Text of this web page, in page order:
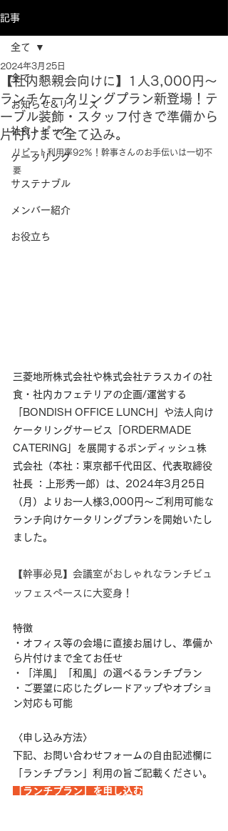
記事
全て
お知らせ&リリース
社食トピック
ケータリング
サステナブル
メンバー紹介
お役立ち
全て
【社内懇親会向けに】1人3,000円～
ランチケータリングプラン新登場！テ
ーブル装飾・スタッフ付きで準備から
片付けまで全て込み。
2024年3月25日
リピート利用率92％！幹事さんのお手伝いは一切不
要
三菱地所株式会社や株式会社テラスカイの社
食・社内カフェテリアの企画/運営する
「BONDISH OFFICE LUNCH」や法人向け
ケータリングサービス「ORDERMADE
CATERING」を展開するボンディッシュ株
式会社（本社：東京都千代田区、代表取締役
社長 ：上形秀一郎）は、2024年3月25日
（月）よりお一人様3,000円～ご利用可能な
ランチ向けケータリングプランを開始いたし
ました。
【幹事必見】会議室がおしゃれなランチビュ
ッフェスペースに大変身！
特徴
・オフィス等の会場に直接お届けし、準備か
ら片付けまで全てお任せ
・「洋風」「和風」の選べるランチプラン
・ご要望に応じたグレードアップやオプショ
ン対応も可能
〈申し込み方法〉
下記、お問い合わせフォームの自由記述欄に
「ランチプラン」利用の旨ご記載ください。
「ランチプラン」を申し込む